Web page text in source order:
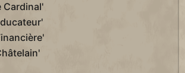
Cardinal'